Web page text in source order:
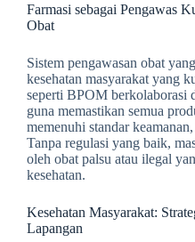
Farmasi sebagai Pengawas
Obat
Sistem pengawasan obat
kesehatan masyarakat yang
seperti BPOM berkolaborasi
guna memastikan semua
memenuhi standar
Tanpa regulasi yang baik,
oleh obat palsu atau ilegal
kesehatan.
Kesehatan Masyarakat:
Lapangan